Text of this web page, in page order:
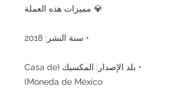
💎 مميزات هذه العملة
• سنة النشر: 2018
• بلد الإصدار: المكسيك (Casa de
Moneda de México)